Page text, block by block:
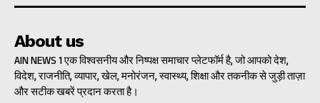
About us
AIN NEWS 1 एक विश्वसनीय और निष्पक्ष समाचार प्लेटफॉर्म है, जो आपको देश,
विदेश, राजनीति, व्यापार, खेल, मनोरंजन, स्वास्थ्य, शिक्षा और तकनीक से जुड़ी ताज़ा
और सटीक खबरें प्रदान करता है।